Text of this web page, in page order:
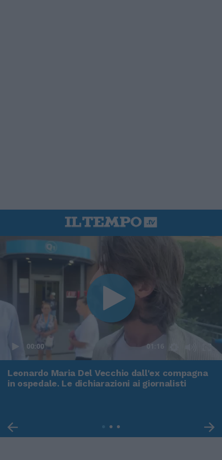
00:00 01:16
Leonardo Maria Del Vecchio dall'ex compagna
in ospedale. Le dichiarazioni ai giornalisti